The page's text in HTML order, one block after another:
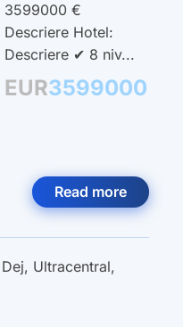
3599000 €
Descriere Hotel:
Descriere ✔ 8 niv...
EUR3599000
Read more
Dej, Ultracentral,